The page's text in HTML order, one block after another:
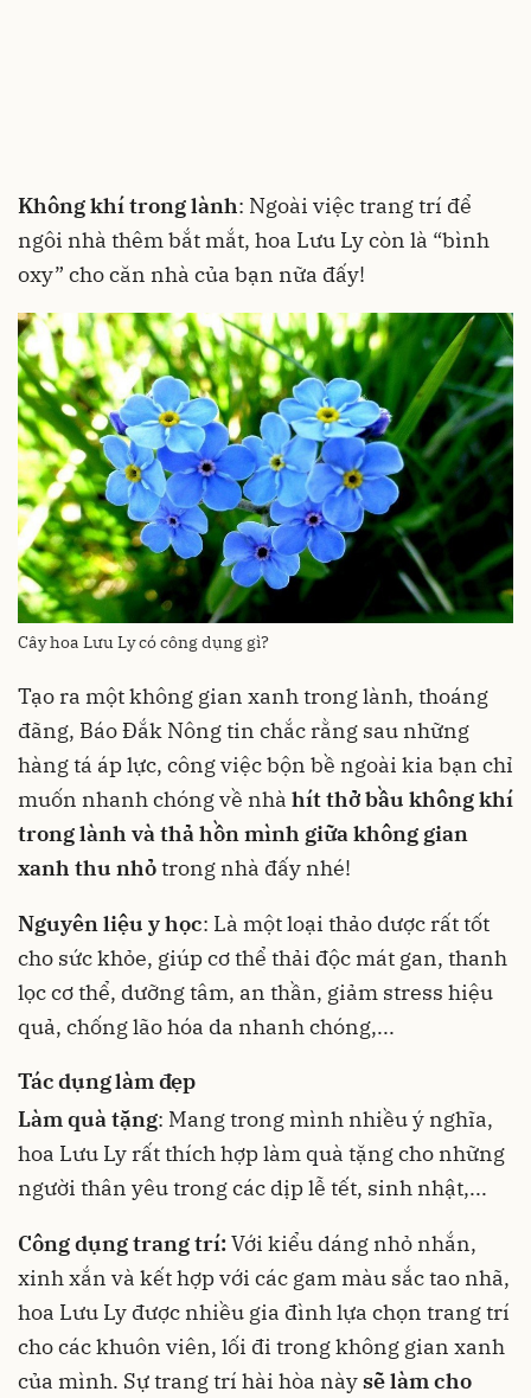
Không khí trong lành: Ngoài việc trang trí để
ngôi nhà thêm bắt mắt, hoa Lưu Ly còn là “bình
oxy” cho căn nhà của bạn nữa đấy!
Cây hoa Lưu Ly có công dụng gì?
Tạo ra một không gian xanh trong lành, thoáng
đãng, Báo Đắk Nông tin chắc rằng sau những
hàng tá áp lực, công việc bộn bề ngoài kia bạn chỉ
muốn nhanh chóng về nhà hít thở bầu không khí
trong lành và thả hồn mình giữa không gian
xanh thu nhỏtrong nhà đấy nhé!
Nguyên liệu y học: Là một loại thảo dược rất tốt
cho sức khỏe, giúp cơ thể thải độc mát gan, thanh
lọc cơ thể, dưỡng tâm, an thần, giảm stress hiệu
quả, chống lão hóa da nhanh chóng,...
Tác dụng làm đẹp
Làm quà tặng: Mang trong mình nhiều ý nghĩa,
hoa Lưu Ly rất thích hợp làm quà tặng cho những
người thân yêu trong các dịp lễ tết, sinh nhật,...
Công dụng trang trí:Với kiểu dáng nhỏ nhắn,
xinh xắn và kết hợp với các gam màu sắc tao nhã,
hoa Lưu Ly được nhiều gia đình lựa chọn trang trí
cho các khuôn viên, lối đi trong không gian xanh
của mình. Sự trang trí hài hòa nàysẽ làm cho